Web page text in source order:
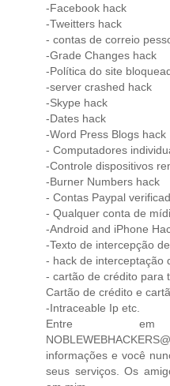
-Facebook hack
-Tweitters hack
- contas de correio
-Grade Changes hack
-Política do site
-server crashed hack
-Skype hack
-Dates hack
-Word Press Blogs hack
- Computadores
-Controle dispositivos
-Burner Numbers hack
- Contas Paypal
- Qualquer conta de
-Android and iPhone
-Texto de intercepção
- hack de interceptação
- cartão de crédito para
Cartão de crédito e
-Intraceable Ip etc.
Entre
informações e você
seus serviços. Os